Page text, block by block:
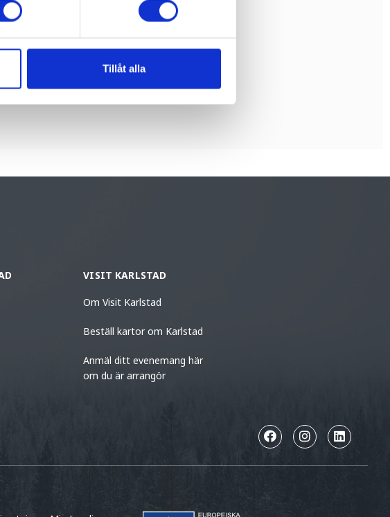
Tillåt alla
VISIT KARLSTAD
Om Visit Karlstad
Beställ kartor om Karlstad
Anmäl ditt evenemang här
om du är arrangör